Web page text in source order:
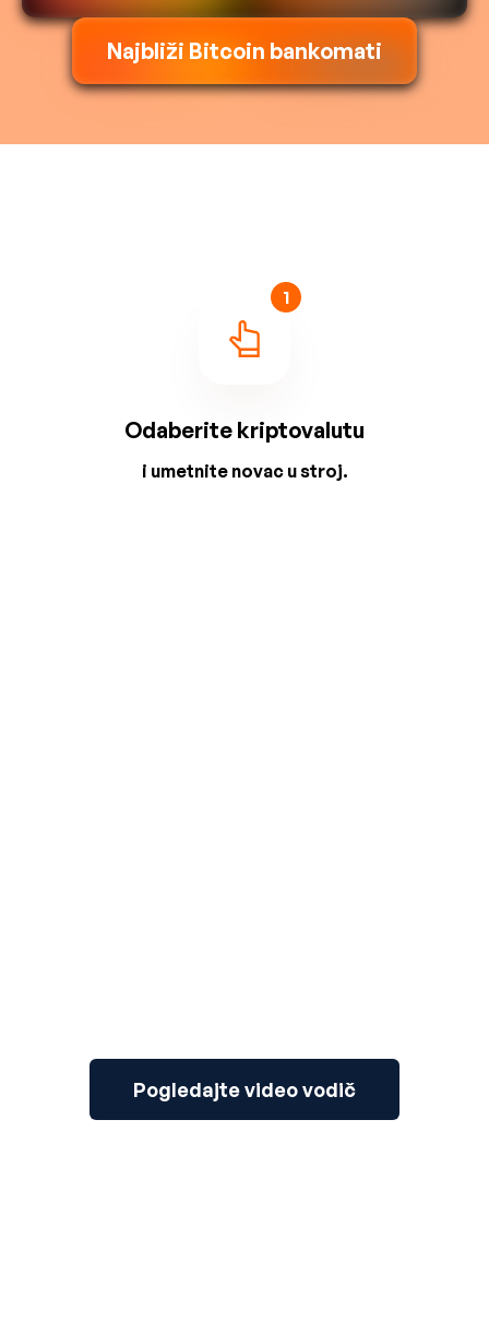
Najbliži Bitcoin bankomati
1
Odaberite kriptovalutu
i umetnite novac u stroj.
Pogledajte video vodič